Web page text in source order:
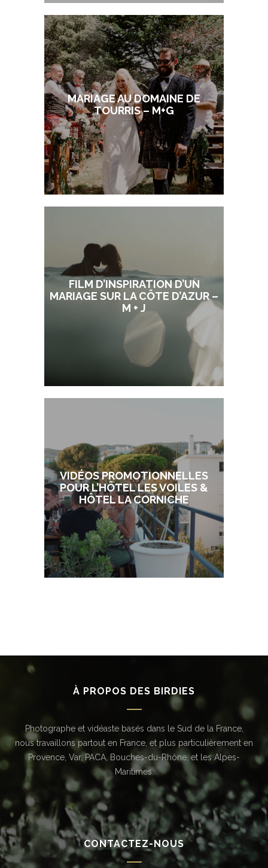
MARIAGE AU DOMAINE DE
TOURRIS – M+G
FILM D’INSPIRATION D’UN
MARIAGE SUR LA CÔTE D’AZUR –
M + J
VIDÉOS PROMOTIONNELLES
POUR L’HÔTEL LES VOILES &
HÔTEL LA CORNICHE
À PROPOS DES BIRDIES
Photographe et vidéaste basés dans le Sud de la France,
nous travaillons partout en France, et plus particulièrement en
Provence, Var, PACA, Bouches-du-Rhône, et les Alpes-
Maritimes.
CONTACTEZ-NOUS